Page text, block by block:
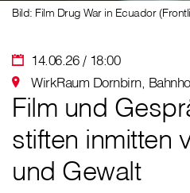
14.06.26 / 18:00
WirkRaum Dornbirn,
Bild: Film Drug War in Ecuador
Film und
stiften inmitten
und Gewalt